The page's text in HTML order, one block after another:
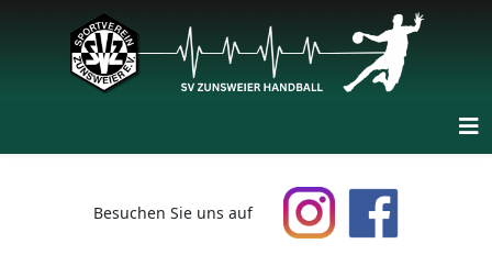
Besuchen Sie uns auf